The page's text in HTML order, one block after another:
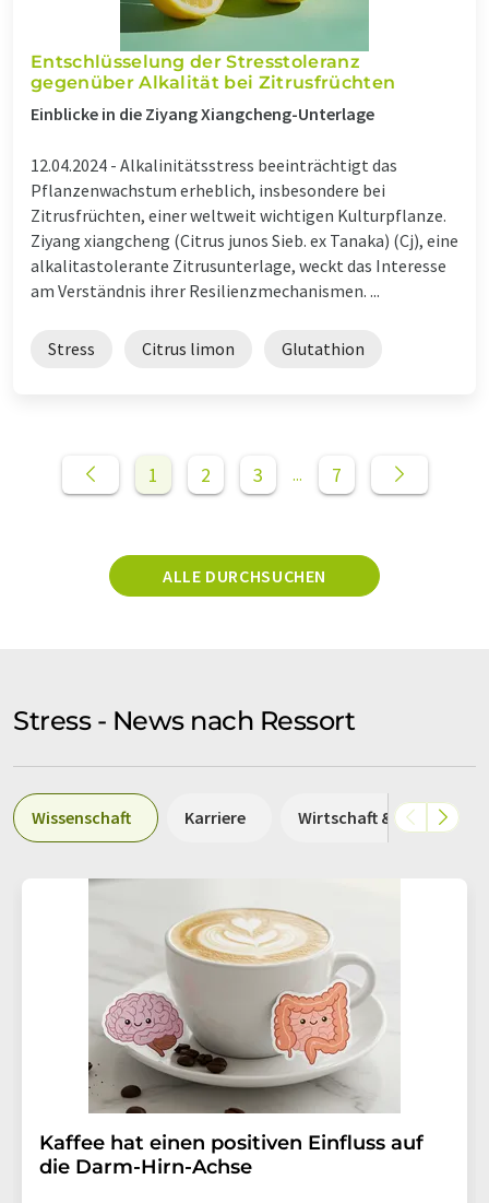
Entschlüsselung der Stresstoleranz
gegenüber Alkalität bei Zitrusfrüchten
Einblicke in die Ziyang Xiangcheng-Unterlage
12.04.2024 - Alkalinitätsstress beeinträchtigt das
Pflanzenwachstum erheblich, insbesondere bei
Zitrusfrüchten, einer weltweit wichtigen Kulturpflanze.
Ziyang xiangcheng (Citrus junos Sieb. ex Tanaka) (Cj), eine
alkalitastolerante Zitrusunterlage, weckt das Interesse
am Verständnis ihrer Resilienzmechanismen. ...
Stress Citrus limon Glutathion
1 2 3 ... 7
ALLE DURCHSUCHEN
Stress - News nach Ressort
Wissenschaft Karriere Wirtschaft & Finanzen
Kaffee hat einen positiven Einfluss auf
die Darm-Hirn-Achse